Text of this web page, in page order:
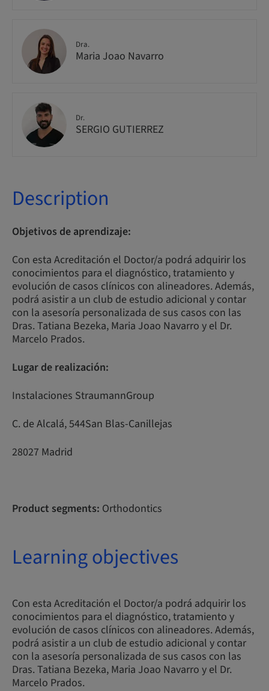
Dra.
Maria Joao Navarro
Dr.
SERGIO GUTIERREZ
Description
Objetivos de aprendizaje:
Con esta Acreditación el Doctor/a podrá adquirir los
conocimientos para el diagnóstico, tratamiento y
evolución de casos clínicos con alineadores. Además,
podrá asistir a un club de estudio adicional y contar
con la asesoría personalizada de sus casos con las
Dras. Tatiana Bezeka, Maria Joao Navarro y el Dr.
Marcelo Prados.
Lugar de realización:
Instalaciones StraumannGroup
C. de Alcalá, 544San Blas-Canillejas
28027 Madrid
Product segments: Orthodontics
Learning objectives
Con esta Acreditación el Doctor/a podrá adquirir los
conocimientos para el diagnóstico, tratamiento y
evolución de casos clínicos con alineadores. Además,
podrá asistir a un club de estudio adicional y contar
con la asesoría personalizada de sus casos con las
Dras. Tatiana Bezeka, Maria Joao Navarro y el Dr.
Marcelo Prados.